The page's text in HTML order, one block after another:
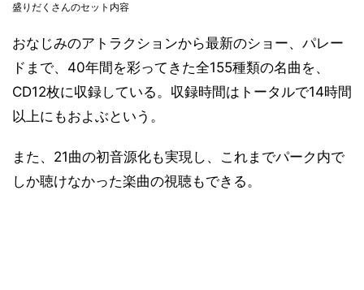
盛りだくさんのセット内容
おなじみのアトラクションから最新のショー、パレー
ドまで、40年間を彩ってきた全155種類の名曲を、
CD12枚に収録している。収録時間はトータルで14時間
以上にもおよぶという。
また、21曲の初音源化も実現し、これまでパーク内で
しか聴けなかった楽曲の視聴もできる。